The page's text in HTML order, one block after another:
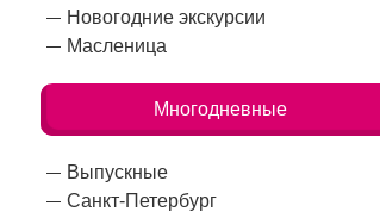
Новогодние экскурсии
Масленица
Многодневные
Выпускные
Санкт-Петербург